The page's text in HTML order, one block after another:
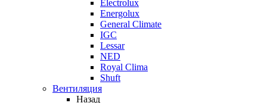
Electrolux
Energolux
General Climate
IGC
Lessar
NED
Royal Clima
Shuft
Вентиляция
Назад